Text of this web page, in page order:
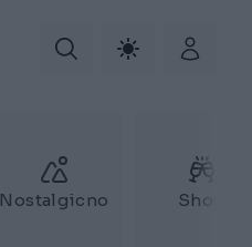
Nostalgicno Show